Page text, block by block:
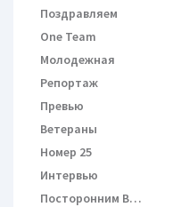
Поздравляем
One Team
Молодежная
Репортаж
Превью
Ветераны
Номер 25
Интервью
Посторонним В…